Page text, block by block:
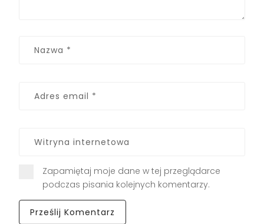
Zapamiętaj moje dane w tej przeglądarce
podczas pisania kolejnych komentarzy.